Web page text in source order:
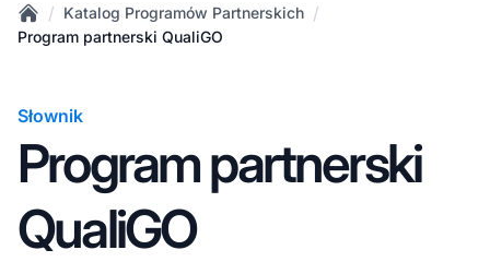
Home
/ Katalog Programów Partnerskich /
Program partnerski QualiGO
Słownik
Program partnerski
QualiGO